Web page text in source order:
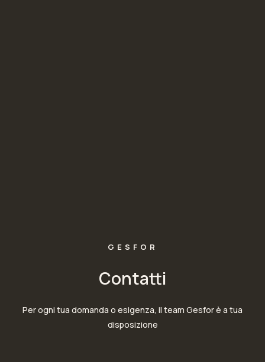
GESFOR
Contatti
Per ogni tua domanda o esigenza, il team Gesfor è a tua
disposizione